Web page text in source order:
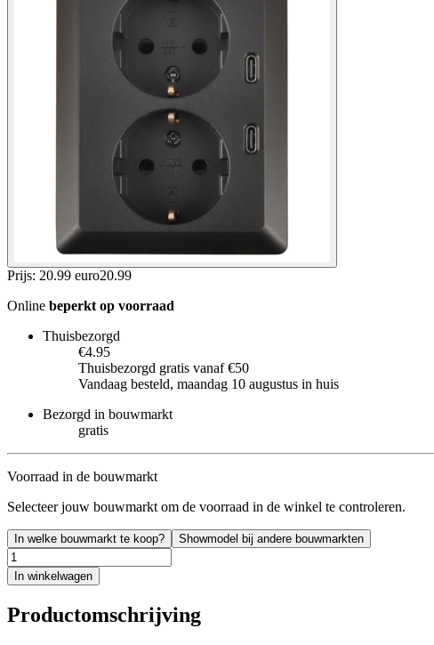
Prijs: 20.99 euro20.99
Online beperkt op voorraad
Thuisbezorgd
€4.95
Thuisbezorgd gratis vanaf €50
Vandaag besteld, maandag 10 augustus in huis
Bezorgd in bouwmarkt
gratis
Voorraad in de bouwmarkt
Selecteer jouw bouwmarkt om de voorraad in de winkel te controleren.
In welke bouwmarkt te koop? Showmodel bij andere bouwmarkten
In winkelwagen
Productomschrijving